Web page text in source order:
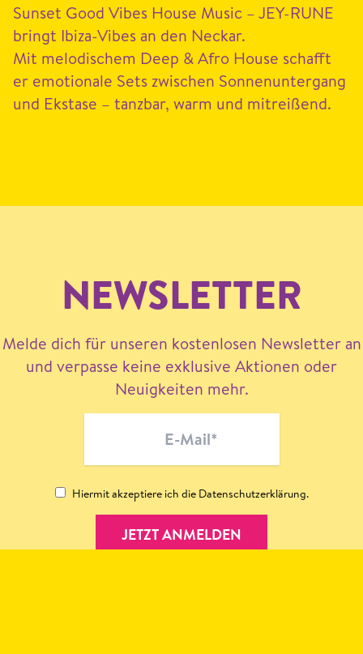
Sun­set Good Vibes House Music –JEY-RUNE
bringt Ibiza-Vibes an den Neckar.
Mit melodis­chem Deep &Afro House schafft
er emo­tionale Sets zwis­chen Son­nenun­ter­gang
und Ekstase – tanzbar, warm und mitreißend.
NEWSLETTER
Melde dich für unseren kostenlosen Newsletter an
und verpasse keine exklusive Aktionen oder
Neuigkeiten mehr.
Hiermit akzeptiere ich die Datenschutzerklärung.
JETZT ANMELDEN